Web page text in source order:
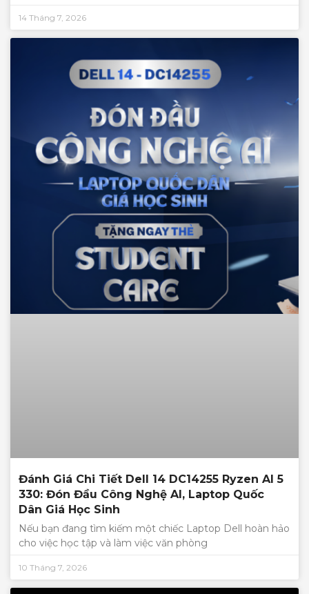
14 Tháng 7, 2026
Đánh Giá Chi Tiết Dell 14 DC14255 Ryzen AI 5
330: Đón Đầu Công Nghệ AI, Laptop Quốc
Dân Giá Học Sinh
Nếu bạn đang tìm kiếm một chiếc Laptop Dell hoàn hảo
cho việc học tập và làm việc văn phòng
10 Tháng 7, 2026